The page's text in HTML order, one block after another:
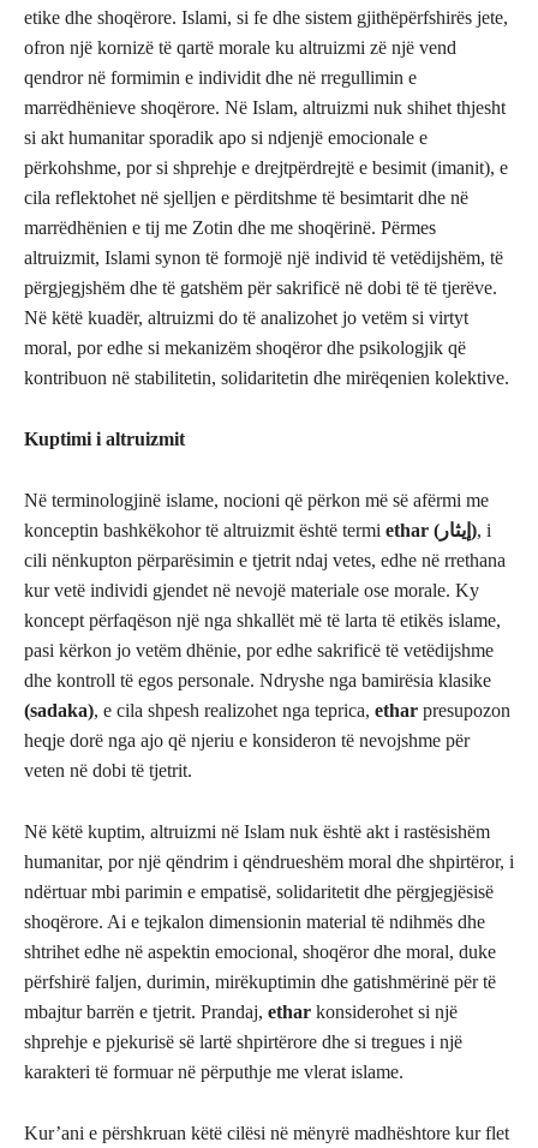
etike dhe shoqërore. Islami, si fe dhe sistem gjithëpërfshirës jete,
ofron një kornizë të qartë morale ku altruizmi zë një vend
qendror në formimin e individit dhe në rregullimin e
marrëdhënieve shoqërore. Në Islam, altruizmi nuk shihet thjesht
si akt humanitar sporadik apo si ndjenjë emocionale e
përkohshme, por si shprehje e drejtpërdrejtë e besimit (imanit), e
cila reflektohet në sjelljen e përditshme të besimtarit dhe në
marrëdhënien e tij me Zotin dhe me shoqërinë. Përmes
altruizmit, Islami synon të formojë një individ të vetëdijshëm, të
përgjegjshëm dhe të gatshëm për sakrificë në dobi të të tjerëve.
Në këtë kuadër, altruizmi do të analizohet jo vetëm si virtyt
moral, por edhe si mekanizëm shoqëror dhe psikologjik që
kontribuon në stabilitetin, solidaritetin dhe mirëqenien kolektive.
Kuptimi i altruizmit
Në terminologjinë islame, nocioni që përkon më së afërmi me
konceptin bashkëkohor të altruizmit është termi
ethar (إيثار), i
cili nënkupton përparësimin e tjetrit ndaj vetes, edhe në rrethana
kur vetë individi gjendet në nevojë materiale ose morale. Ky
koncept përfaqëson një nga shkallët më të larta të etikës islame,
pasi kërkon jo vetëm dhënie, por edhe sakrificë të vetëdijshme
dhe kontroll të egos personale. Ndryshe nga bamirësia klasike
(sadaka), e cila shpesh realizohet nga teprica, ethar presupozon
heqje dorë nga ajo që njeriu e konsideron të nevojshme për
veten në dobi të tjetrit.
Në këtë kuptim, altruizmi në Islam nuk është akt i rastësishëm
humanitar, por një qëndrim i qëndrueshëm moral dhe shpirtëror, i
ndërtuar mbi parimin e empatisë, solidaritetit dhe përgjegjësisë
shoqërore. Ai e tejkalon dimensionin material të ndihmës dhe
shtrihet edhe në aspektin emocional, shoqëror dhe moral, duke
përfshirë faljen, durimin, mirëkuptimin dhe gatishmërinë për të
mbajtur barrën e tjetrit. Prandaj, ethar konsiderohet si një
shprehje e pjekurisë së lartë shpirtërore dhe si tregues i një
karakteri të formuar në përputhje me vlerat islame.
Kur’ani e përshkruan këtë cilësi në mënyrë madhështore kur flet